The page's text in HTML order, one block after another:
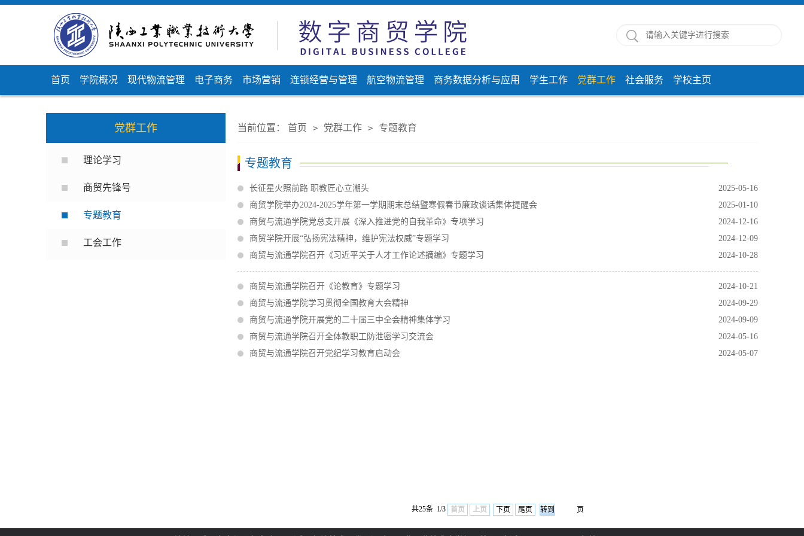
首页 学院概况 现代物流管理 电子商务 市场营销 连锁经营与管理 航空物流管理 商务数据分析与应用 学生工作 党群工作 社会服务 学校主页
党群工作
理论学习
商贸先锋号
专题教育
工会工作
当前位置： 首页 > 党群工作 > 专题教育
专题教育
2025-05-16
长征星火照前路 职教匠心立潮头
2025-01-10
商贸学院举办2024-2025学年第一学期期末总结暨寒假春节廉政谈话集体提醒会
2024-12-16
商贸与流通学院党总支开展《深入推进党的自我革命》专项学习
2024-12-09
商贸学院开展“弘扬宪法精神，维护宪法权威”专题学习
2024-10-28
商贸与流通学院召开《习近平关于人才工作论述摘编》专题学习
2024-10-21
商贸与流通学院召开《论教育》专题学习
2024-09-29
商贸与流通学院学习贯彻全国教育大会精神
2024-09-09
商贸与流通学院开展党的二十届三中全会精神集体学习
2024-05-16
商贸与流通学院召开全体教职工防泄密学习交流会
2024-05-07
商贸与流通学院召开党纪学习教育启动会
共25条 1/3 首页 上页 下页 尾页 页